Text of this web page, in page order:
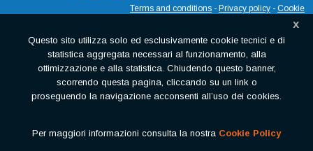
Terms and conditions - Privacy policy - Cookie
Questo sito utilizza solo ed esclusivamente cookie tecnici e di
statistica aggregata necessari al funzionamento, alla
ottimizzazione e alla statistica. Chiudendo questo banner,
scorrendo questa pagina, cliccando su un link o
proseguendo la navigazione acconsenti all’uso dei cookies.
Per maggiori informazioni consulta la nostra Cookie Policy
x